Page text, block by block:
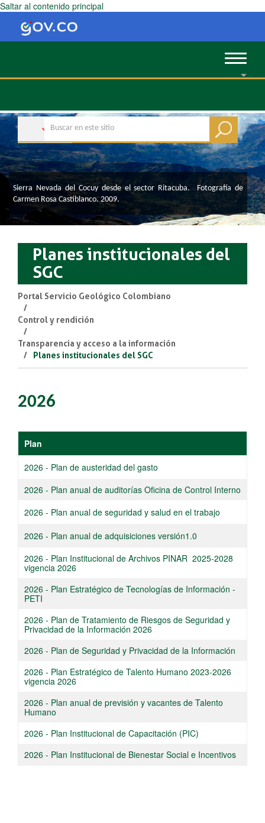
Saltar al contenido principal
Toggle
​​​​​​​​​​Sierra Nevada del Cocuy desde el sector Ritacuba. Fotografía de
Carmen Rosa Castiblanco. 2009.​
Planes institucionales del
SGC
Portal Servicio Geológico Colombiano
Control y rendición
Transparencia y acceso a la información
Planes institucionales del SGC
2026
​​Plan
2026 - Plan de austeridad del gasto​
​​2026 - Plan anual de auditorías Oficina de Control Interno
2026 - Plan anual de seguridad y salud en el trabajo​
​​2026 - Plan anual de adquisiciones versión1.0​
2026 - ​Plan Institucional de Archivos PINAR 2025-2028
vigencia 2026​
​2026 - Plan Estratégico de Tecnologías de Información -
PETI​
2026 - Plan de Tratamiento de Riesgos de Seguridad y
Privacidad de la Información 2026
​2026 - Plan de Seguridad y Privacidad de la Información​
2026 - Plan Estratégico de Talento Humano 2023-2026
vigencia 2026​
2026 - ​Plan anual de previsión y vacantes de Talento
Humano​
​2026 - Plan Institucional de Capacitación (PIC)​
2026 - Plan Institucional de Bienestar Social e Incentivos​